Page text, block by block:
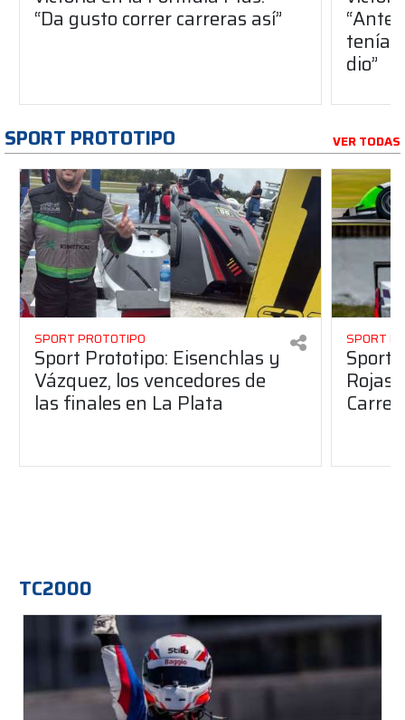
“Da gusto correr carreras así”
dio”
SPORT PROTOTIPO VER TODAS
SPORT PROTOTIPO
Sport Prototipo: Eisenchlas y
Vázquez, los vencedores de
las finales en La Plata
SPORT
Sport
TC2000